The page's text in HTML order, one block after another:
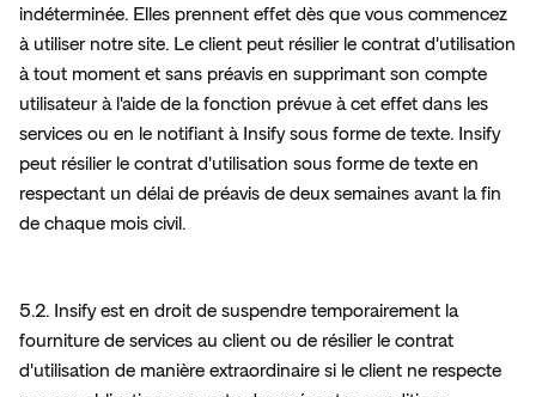
indéterminée. Elles prennent effet dès que vous commencez
à utiliser notre site. Le client peut résilier le contrat d'utilisation
à tout moment et sans préavis en supprimant son compte
utilisateur à l'aide de la fonction prévue à cet effet dans les
services ou en le notifiant à Insify sous forme de texte. Insify
peut résilier le contrat d'utilisation sous forme de texte en
respectant un délai de préavis de deux semaines avant la fin
de chaque mois civil.
5.2. Insify est en droit de suspendre temporairement la
fourniture de services au client ou de résilier le contrat
d'utilisation de manière extraordinaire si le client ne respecte